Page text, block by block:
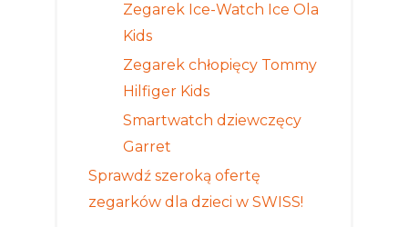
Zegarek Ice-Watch Ice Ola
Kids
Zegarek chłopięcy Tommy
Hilfiger Kids
Smartwatch dziewczęcy
Garret
Sprawdź szeroką ofertę
zegarków dla dzieci w SWISS!